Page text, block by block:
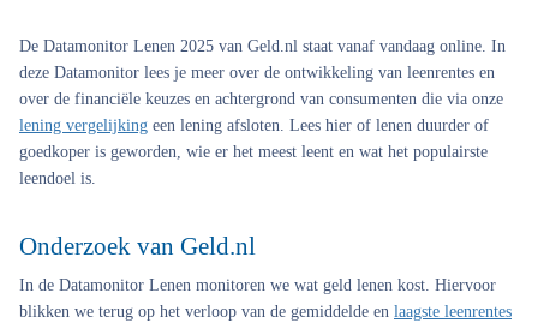
De Datamonitor Lenen 2025 van Geld.nl staat vanaf vandaag online. In
deze Datamonitor lees je meer over de ontwikkeling van leenrentes en
over de financiële keuzes en achtergrond van consumenten die via onze
lening vergelijking een lening afsloten. Lees hier of lenen duurder of
goedkoper is geworden, wie er het meest leent en wat het populairste
leendoel is.
Onderzoek van Geld.nl
In de Datamonitor Lenen monitoren we wat geld lenen kost. Hiervoor
blikken we terug op het verloop van de gemiddelde en laagste leenrentes